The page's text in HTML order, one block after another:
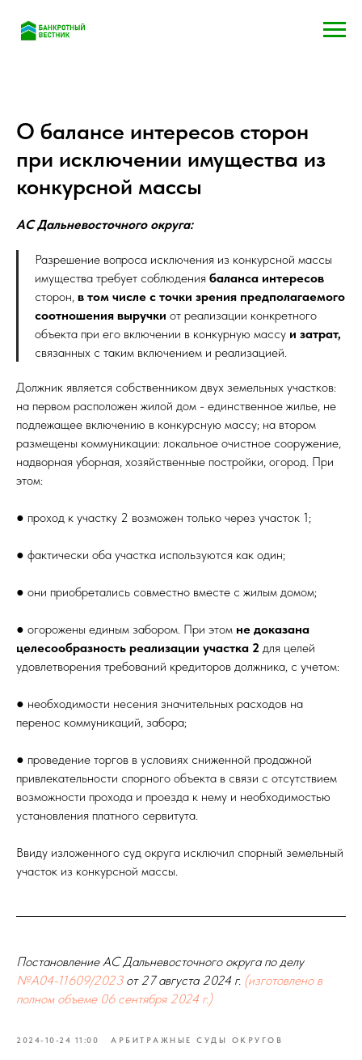
О балансе интересов сторон
при исключении имущества из
конкурсной массы
АС Дальневосточного округа:
Разрешение вопроса исключения из конкурсной массы
имущества требует соблюдения баланса интересов
сторон, в том числе с точки зрения предполагаемого
соотношения выручки от реализации конкретного
объекта при его включении в конкурную массу и затрат,
связанных с таким включением и реализацией.
Должник является собственником двух земельных участков:
на первом расположен жилой дом - единственное жилье, не
подлежащее включению в конкурсную массу; на втором
размещены коммуникации: локальное очистное сооружение,
надворная уборная, хозяйственные постройки, огород. При
этом:
● проход к участку 2 возможен только через участок 1;
● фактически оба участка используются как один;
● они приобретались совместно вместе с жилым домом;
● огорожены единым забором. При этом не доказана
целесообразность реализации участка 2 для целей
удовлетворения требований кредиторов должника, с учетом:
● необходимости несения значительных расходов на
перенос коммуникаций, забора;
● проведение торгов в условиях сниженной продажной
привлекательности спорного объекта в связи с отсутствием
возможности прохода и проезда к нему и необходимостью
установления платного сервитута.
Ввиду изложенного суд округа исключил спорный земельный
участок из конкурсной массы.
Постановление АС Дальневосточного округа по делу
№А04-11609/2023от 27 августа 2024 г. (изготовлено в
полном объеме 06 сентября 2024 г.)
2024-10-24 11:00 АРБИТРАЖНЫЕ СУДЫ ОКРУГОВ